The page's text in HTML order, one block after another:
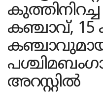
കഞ്ചാവ്, 15
അറസ്റ്റിൽ